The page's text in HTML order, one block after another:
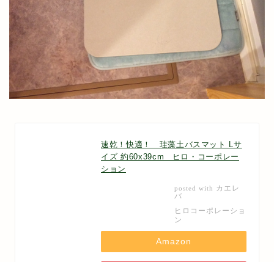
速乾！快適！ 珪藻土バスマット Lサ
イズ 約60x39cm ヒロ・コーポレー
ション
posted with カエレ
バ
ヒロコーポレーショ
ン
Amazon